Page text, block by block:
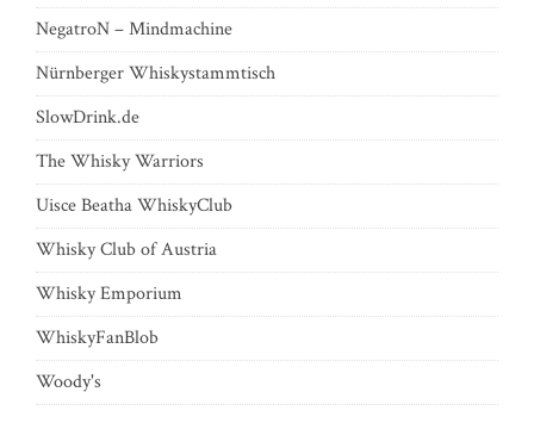
NegatroN – Mindmachine
Nürnberger Whiskystammtisch
SlowDrink.de
The Whisky Warriors
Uisce Beatha WhiskyClub
Whisky Club of Austria
Whisky Emporium
WhiskyFanBlob
Woody's